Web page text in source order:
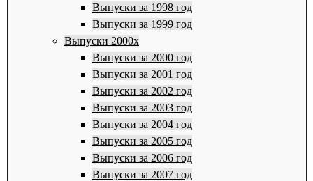
Выпуски за 1998 год
Выпуски за 1999 год
Выпуски 2000х
Выпуски за 2000 год
Выпуски за 2001 год
Выпуски за 2002 год
Выпуски за 2003 год
Выпуски за 2004 год
Выпуски за 2005 год
Выпуски за 2006 год
Выпуски за 2007 год